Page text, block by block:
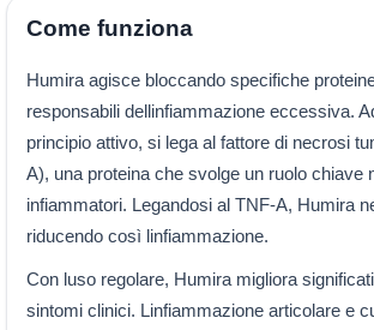
Come funziona
Humira agisce bloccando specifiche
responsabili dellinfiammazione eccessiva.
principio attivo, si lega al fattore di necrosi
A), una proteina che svolge un ruolo chiave
infiammatori. Legandosi al TNF-A, Humira
riducendo così linfiammazione.
Con luso regolare, Humira migliora
sintomi clinici. Linfiammazione articolare e